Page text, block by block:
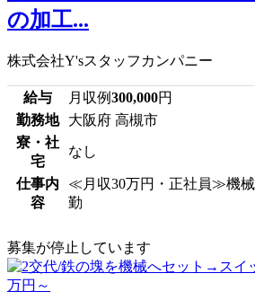
の加工...
株式会社Y'sスタッフカンパニー
給与 月収例300,000円
勤務地
大阪府 高槻市
寮・社
宅
なし
仕事内
容
≪月収30万円・正社員≫機械
勤
募集が停止しています